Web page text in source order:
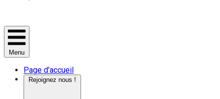
Menu
Page d'accueil
Rejoignez nous !